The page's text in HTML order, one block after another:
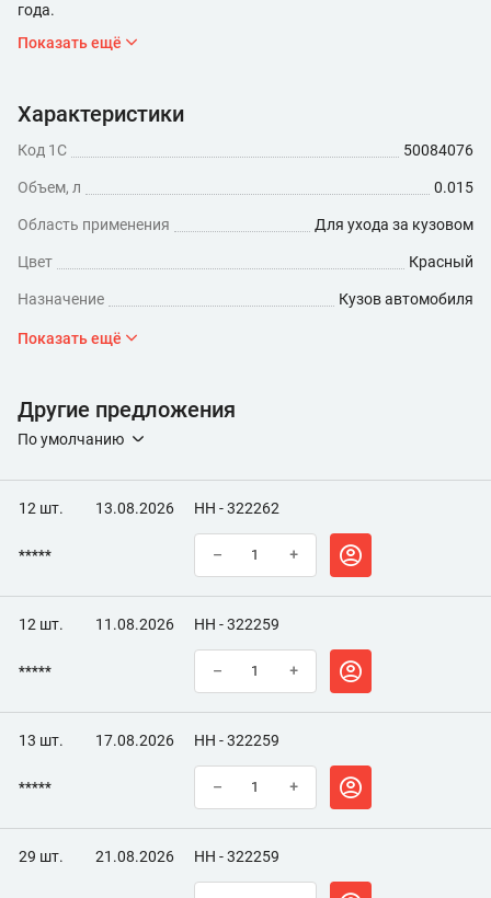
года.
Показать ещё
Характеристики
Код 1С 50084076
Объем, л 0.015
Область применения Для ухода за кузовом
Цвет Красный
Назначение Кузов автомобиля
Форма выпуска
Объем, мл
Тип
Показать ещё
Другие предложения
По умолчанию
12 шт. 13.08.2026 НН - 322262
***** – +
12 шт. 11.08.2026 НН - 322259
***** – +
13 шт. 17.08.2026 НН - 322259
***** – +
29 шт. 21.08.2026 НН - 322259